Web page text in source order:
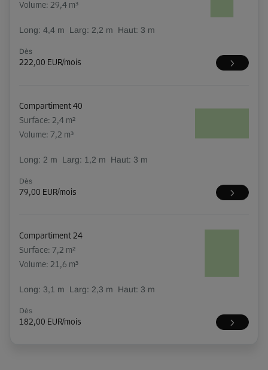
Volume: 29,4 m³
Long: 4,4 m Larg: 2,2 m Haut: 3 m
Dès
222,00 EUR/mois
Compartiment 40
Surface: 2,4 m²
Volume: 7,2 m³
Long: 2 m Larg: 1,2 m Haut: 3 m
Dès
79,00 EUR/mois
Compartiment 24
Surface: 7,2 m²
Volume: 21,6 m³
Long: 3,1 m Larg: 2,3 m Haut: 3 m
Dès
182,00 EUR/mois